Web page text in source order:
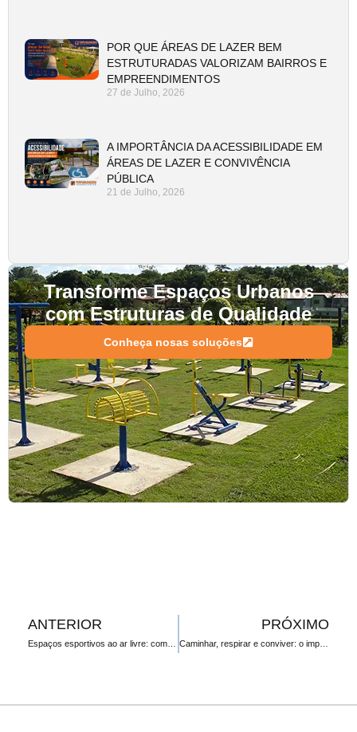
POR QUE ÁREAS DE LAZER BEM
ESTRUTURADAS VALORIZAM BAIRROS E
EMPREENDIMENTOS
27 de Julho, 2026
A IMPORTÂNCIA DA ACESSIBILIDADE EM
ÁREAS DE LAZER E CONVIVÊNCIA
PÚBLICA
21 de Julho, 2026
Transforme Espaços Urbanos
com Estruturas de Qualidade
Conheça nosas soluções
ANTERIOR PRÓXIMO